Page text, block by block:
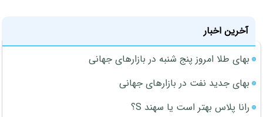
آخرین اخبار
بهای طلا امروز پنج شنبه در بازارهای جهانی
بهای جدید نفت در بازارهای جهانی
رانا پلاس بهتر است یا سهند S؟